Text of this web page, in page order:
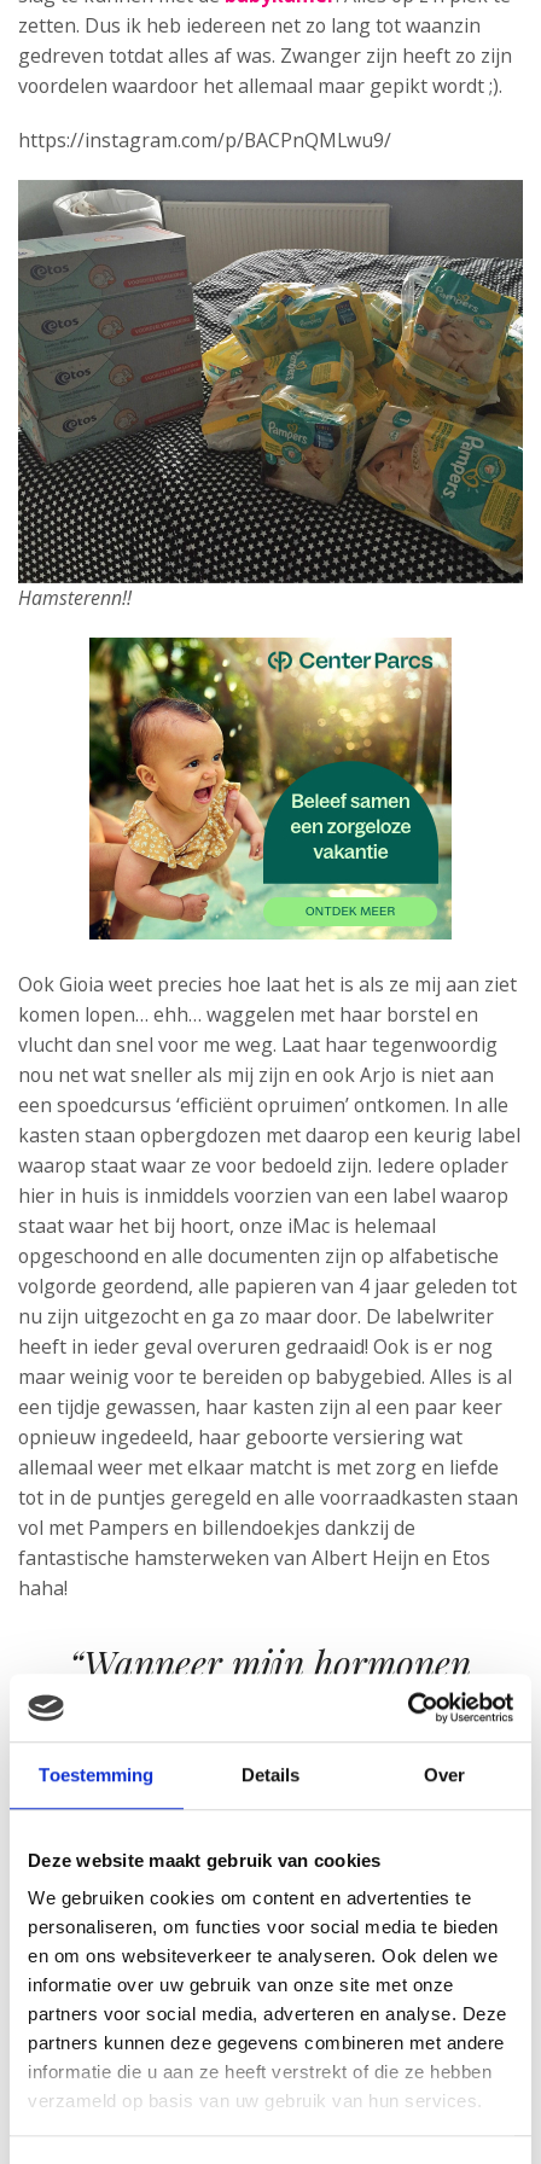
Toestemming Details Over
Deze website maakt gebruik van cookies
We gebruiken cookies om content en advertenties te
personaliseren, om functies voor social media te bieden
en om ons websiteverkeer te analyseren. Ook delen we
informatie over uw gebruik van onze site met onze
partners voor social media, adverteren en analyse. Deze
partners kunnen deze gegevens combineren met andere
informatie die u aan ze heeft verstrekt of die ze hebben
verzameld op basis van uw gebruik van hun services.
zetten. Dus ik heb iedereen net zo lang tot waanzin
gedreven totdat alles af was. Zwanger zijn heeft zo zijn
voordelen waardoor het allemaal maar gepikt wordt ;).
https://instagram.com/p/BACPnQMLwu9/
Hamsterenn!!
Ook Gioia weet precies hoe laat het is als ze mij aan ziet
komen lopen… ehh… waggelen met haar borstel en
vlucht dan snel voor me weg. Laat haar tegenwoordig
nou net wat sneller als mij zijn en ook Arjo is niet aan
een spoedcursus ‘efficiënt opruimen’ ontkomen. In alle
kasten staan opbergdozen met daarop een keurig label
waarop staat waar ze voor bedoeld zijn. Iedere oplader
hier in huis is inmiddels voorzien van een label waarop
staat waar het bij hoort, onze iMac is helemaal
opgeschoond en alle documenten zijn op alfabetische
volgorde geordend, alle papieren van 4 jaar geleden tot
nu zijn uitgezocht en ga zo maar door. De labelwriter
heeft in ieder geval overuren gedraaid! Ook is er nog
maar weinig voor te bereiden op babygebied. Alles is al
een tijdje gewassen, haar kasten zijn al een paar keer
opnieuw ingedeeld, haar geboorte versiering wat
allemaal weer met elkaar matcht is met zorg en liefde
tot in de puntjes geregeld en alle voorraadkasten staan
vol met Pampers en billendoekjes dankzij de
fantastische hamsterweken van Albert Heijn en Etos
haha!
“Wanneer mijn hormonen
grijp ik steevast naar de
dichtstbijzijnde
poetsdoek.”
Wanneer mijn hormonen weer opspelen, grijp ik
steevast naar de dichtstbijzijnde poetsdoek en begin ik
als een bezetene te poetsen. Klein nadeel is alleen wel
dat wanneer ik eenmaal begin, niet meer te stoppen
ben. Ik ben helaas geboren zonder rem.. Nu ik 35
weken zwanger ben en het inmiddels lichamelijk toch
wel zwaar begint te worden, begint de pret van de